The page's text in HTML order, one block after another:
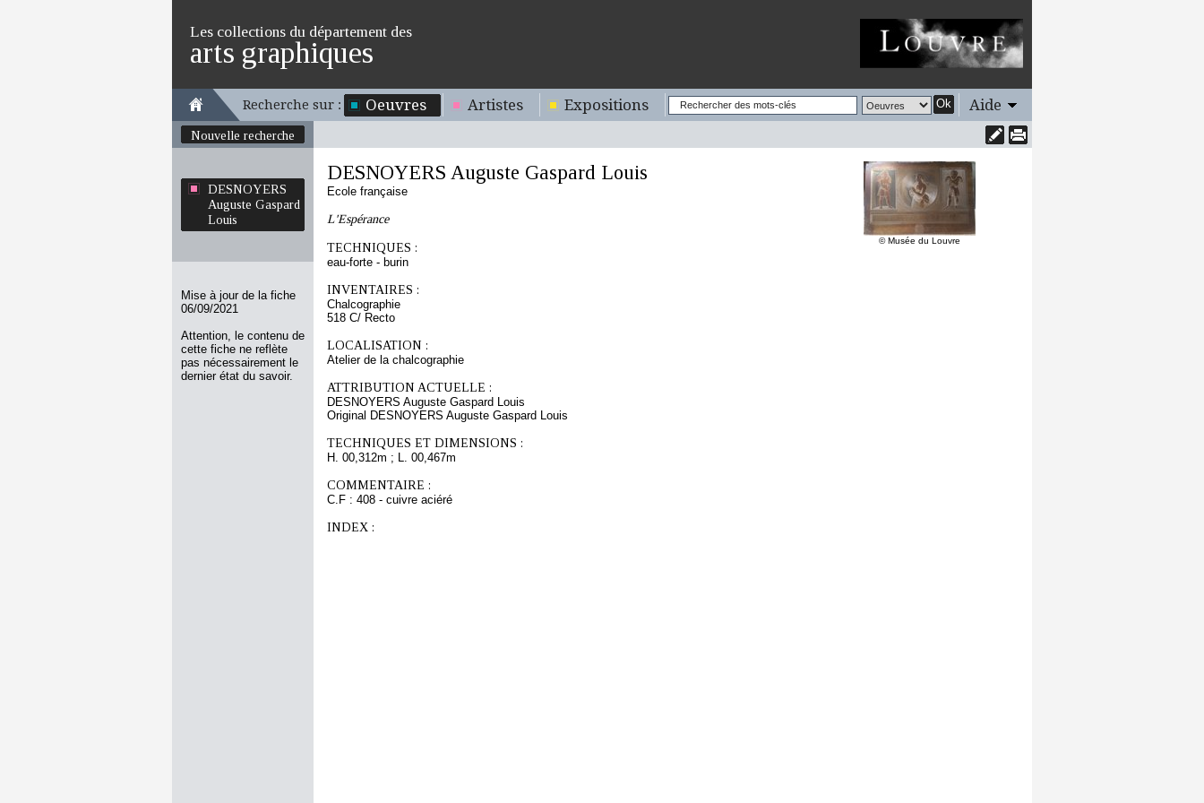
Les collections du département des
arts graphiques
Recherche sur : Oeuvres Artistes Expositions Ok Aide
Nouvelle recherche
DESNOYERS
Auguste Gaspard
Louis
Mise à jour de la fiche
06/09/2021
Attention, le contenu de
cette fiche ne reflète
pas nécessairement le
dernier état du savoir.
© Musée du Louvre
DESNOYERS Auguste Gaspard Louis
Ecole française
L'Espérance
TECHNIQUES :
eau-forte - burin
INVENTAIRES :
Chalcographie
518 C/ Recto
LOCALISATION :
Atelier de la chalcographie
ATTRIBUTION ACTUELLE :
DESNOYERS Auguste Gaspard Louis
Original DESNOYERS Auguste Gaspard Louis
TECHNIQUES ET DIMENSIONS :
H. 00,312m ; L. 00,467m
COMMENTAIRE :
C.F : 408 - cuivre aciéré
INDEX :